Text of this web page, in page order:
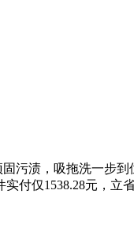
污渍，吸拖洗一步
付仅1538.28元，立